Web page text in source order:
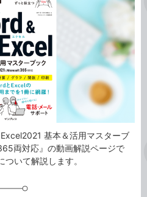
基本＆活用マスターブ
両対応』の動画解説ページで
いて解説します。